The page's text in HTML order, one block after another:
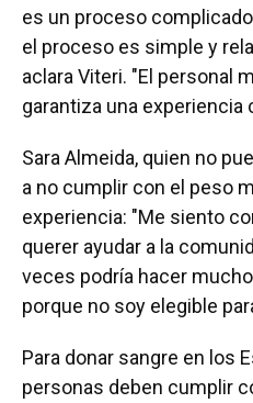
es un proceso
el proceso es simple y
aclara Viteri. "El personal
garantiza una experiencia
Sara Almeida, quien no
a no cumplir con el peso
experiencia: "Me siento
querer ayudar a la
veces podría hacer
porque no soy elegible
Para donar sangre en los
personas deben cumplir